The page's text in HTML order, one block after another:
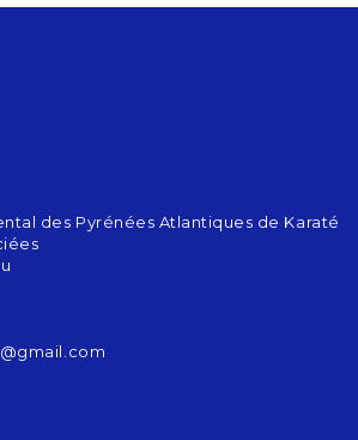
des Pyrénées Atlantiques de Karaté